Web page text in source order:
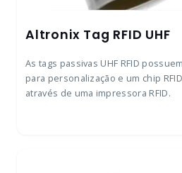
Altronix Tag RFID UHF
As tags passivas UHF RFID
para personalização e um chip
através de uma impressora RFID.